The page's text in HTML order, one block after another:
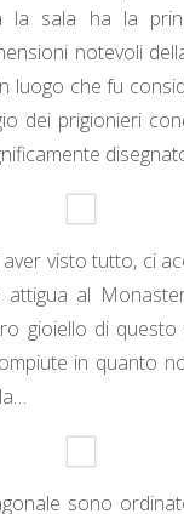
la sala ha la
notevoli
luogo che fu
dei prigionieri
visto tutto, ci
al
gioiello di
in quanto
sono